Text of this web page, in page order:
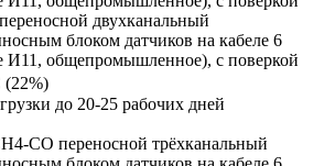
двухканальный
блоком датчиков на кабеле 6
И11, общепромышленное), с поверкой
до 20-25 рабочих дней